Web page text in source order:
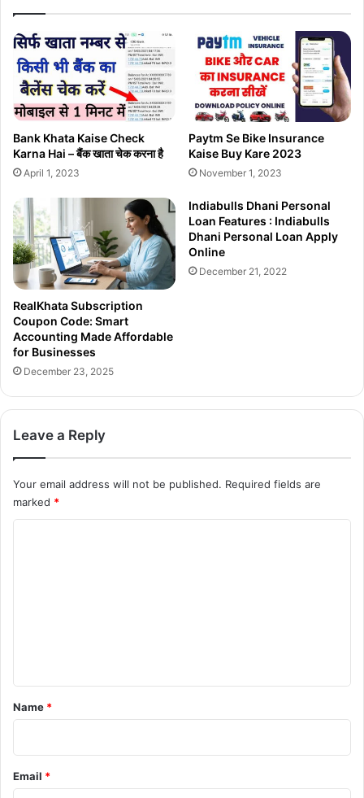
?
Bike
,Car
Insurance
मोबाइल
करें
ऑनलाइन
Bank Khata Kaise Check
Karna Hai – बैंक खाता चेक करना है
April 1, 2023
Paytm Se Bike Insurance
Kaise Buy Kare 2023
November 1, 2023
RealKhata Subscription
Coupon Code: Smart
Accounting Made Affordable
for Businesses
December 23, 2025
Indiabulls Dhani Personal
Loan Features : Indiabulls
Dhani Personal Loan Apply
Online
December 21, 2022
Leave a Reply
Your email address will not be published. Required fields are
marked *
*
Name *
Email *